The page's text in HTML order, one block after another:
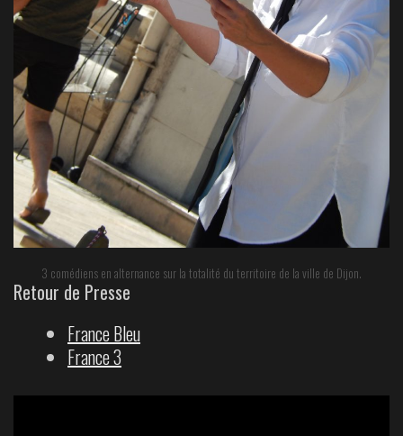
3 comédiens en alternance sur la totalité du territoire de la ville de Dijon.
Retour de Presse
France Bleu
France 3